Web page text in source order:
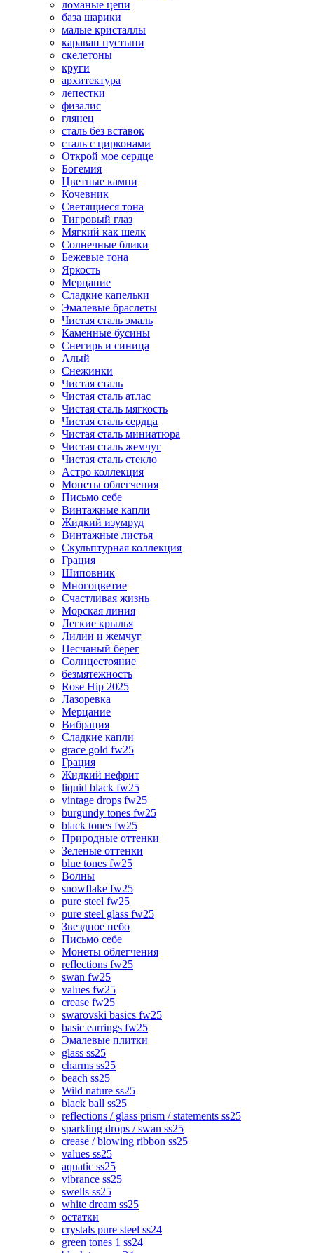
ломаные цепи
база шарики
малые кристаллы
караван пустыни
скелетоны
круги
архитектура
лепестки
физалис
глянец
сталь без вставок
сталь с цирконами
Открой мое сердце
Богемия
Цветные камни
Кочевник
Светящиеся тона
Тигровый глаз
Мягкий как шелк
Солнечные блики
Бежевые тона
Яркость
Мерцание
Сладкие капельки
Эмалевые браслеты
Чистая сталь эмаль
Каменные бусины
Снегирь и синица
Алый
Снежинки
Чистая сталь
Чистая сталь атлас
Чистая сталь мягкость
Чистая сталь сердца
Чистая сталь миниатюра
Чистая сталь жемчуг
Чистая сталь стекло
Астро коллекция
Монеты облегчения
Письмо себе
Винтажные капли
Жидкий изумруд
Винтажные листья
Скульптурная коллекция
Грация
Шиповник
Многоцветие
Счастливая жизнь
Морская линия
Легкие крылья
Лилии и жемчуг
Песчаный берег
Солнцестояние
безмятежность
Rose Hip 2025
Лазоревка
Мерцание
Вибрация
Сладкие капли
grace gold fw25
Грация
Жидкий нефрит
liquid black fw25
vintage drops fw25
burgundy tones fw25
black tones fw25
Природные оттенки
Зеленые оттенки
blue tones fw25
Волны
snowflake fw25
pure steel fw25
pure steel glass fw25
Звездное небо
Письмо себе
Монеты облегчения
reflections fw25
swan fw25
values fw25
crease fw25
swarovski basics fw25
basic earrings fw25
Эмалевые плитки
glass ss25
charms ss25
beach ss25
Wild nature ss25
black ball ss25
reflections / glass prism / statements ss25
sparkling drops / swan ss25
crease / blowing ribbon ss25
values ss25
aquatic ss25
vibrance ss25
swells ss25
white dream ss25
остатки
crystals pure steel ss24
green tones 1 ss24